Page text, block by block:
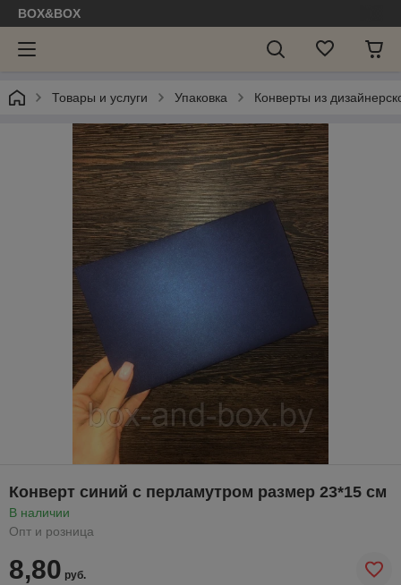
BOX&BOX
Товары и услуги Упаковка Конверты из
Конверт синий с перламутром размер 23*15 см
В наличии
Опт и розница
8,80 руб.